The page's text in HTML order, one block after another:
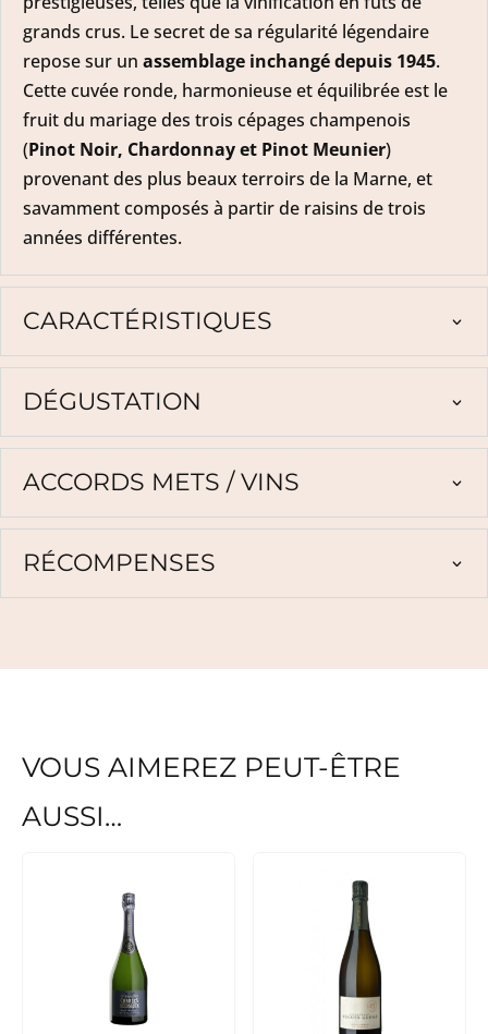
grands crus. Le secret de sa régularité légendaire
repose sur un assemblage inchangé depuis 1945.
Cette cuvée ronde, harmonieuse et équilibrée est le
fruit du mariage des trois cépages champenois
(Pinot Noir, Chardonnay et Pinot Meunier)
provenant des plus beaux terroirs de la Marne, et
savamment composés à partir de raisins de trois
années différentes.
CARACTÉRISTIQUES
DÉGUSTATION
ACCORDS METS / VINS
RÉCOMPENSES
VOUS AIMEREZ PEUT-ÊTRE
AUSSI…